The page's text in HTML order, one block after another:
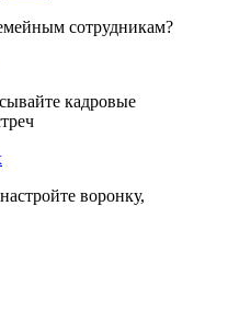
сотрудникам?
кадровые
воронку,